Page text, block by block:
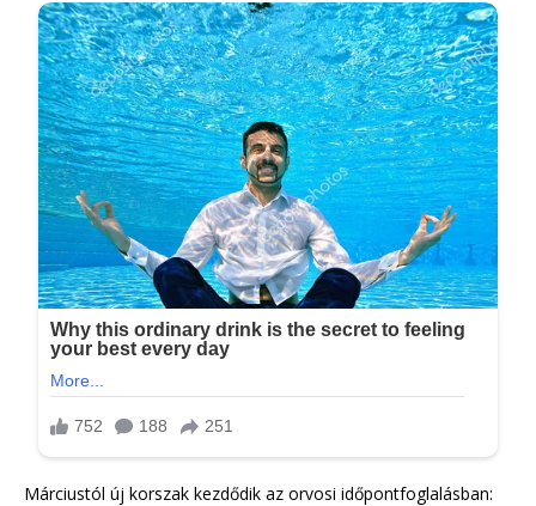
Márciustól új korszak kezdődik az orvosi időpontfoglalásban: